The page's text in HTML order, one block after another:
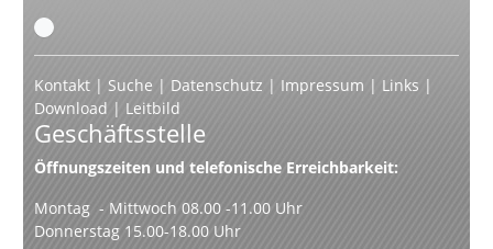
Kontakt | Suche | Datenschutz | Impressum | Links |
Download | Leitbild
Geschäftsstelle
Öffnungszeiten und telefonische Erreichbarkeit:
Montag - Mittwoch 08.00 -11.00 Uhr
Donnerstag 15.00-18.00 Uhr